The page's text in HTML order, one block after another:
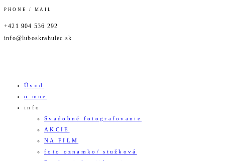
PHONE / MAIL
+421 904 536 292
info@luboskrahulec.sk
Úvod
o mne
info
Svadobné fotografovanie
AKCIE
NA FILM
foto oznamko/ stužková